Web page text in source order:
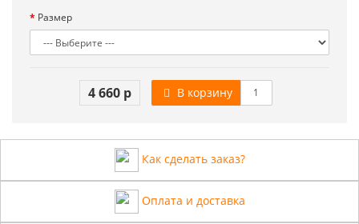
Размер
4 660 р В корзину
Как сделать заказ?
Оплата и доставка